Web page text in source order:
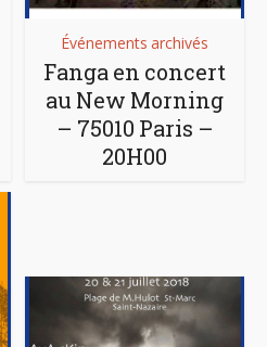
Événements archivés
Fanga en concert
au New Morning
– 75010 Paris –
20H00